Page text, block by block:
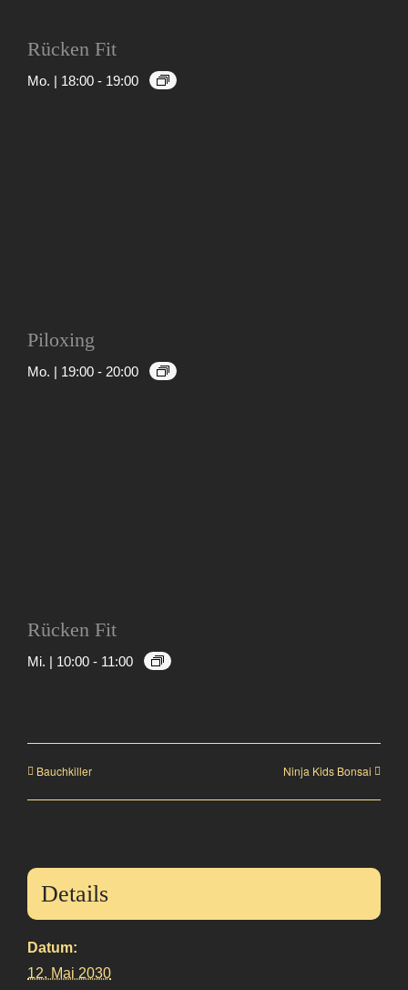
Rücken Fit
Mo. | 18:00 - 19:00
Piloxing
Mo. | 19:00 - 20:00
Rücken Fit
Mi. | 10:00 - 11:00
Bauchkiller Ninja Kids Bonsai
Details
Datum:
12. Mai 2030